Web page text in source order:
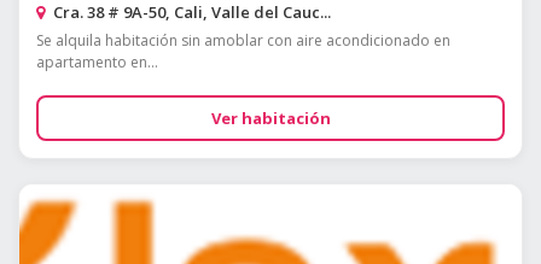
Cra. 38 # 9A-50, Cali, Valle del Cauc...
Se alquila habitación sin amoblar con aire acondicionado en
apartamento en...
Ver habitación